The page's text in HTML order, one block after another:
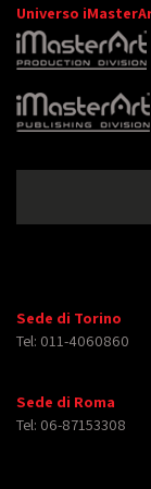
Universo
Sede di Torino
Tel: 011-4060860
Sede di Roma
Tel: 06-87153308